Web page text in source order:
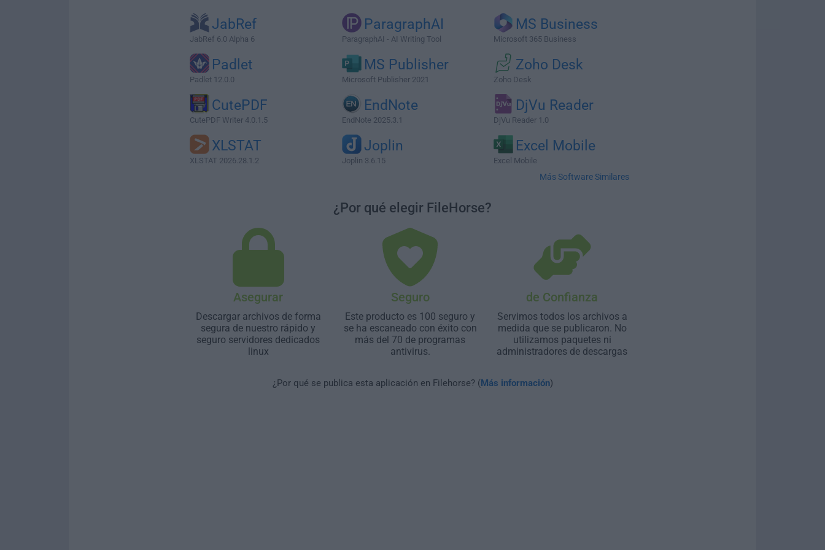
JabRef
JabRef 6.0 Alpha 6
ParagraphAI
ParagraphAI - AI Writing Tool
MS Business
Microsoft 365 Business
Padlet
Padlet 12.0.0
MS Publisher
Microsoft Publisher 2021
Zoho Desk
Zoho Desk
CutePDF
CutePDF Writer 4.0.1.5
EndNote
EndNote 2025.3.1
DjVu Reader
DjVu Reader 1.0
XLSTAT
XLSTAT 2026.28.1.2
Joplin
Joplin 3.6.15
Excel Mobile
Excel Mobile
Más Software Similares
¿Por qué elegir FileHorse?
Asegurar
Descargar archivos de forma
segura de nuestro rápido y
seguro servidores dedicados
linux
Seguro
Este producto es 100 seguro y
se ha escaneado con éxito con
más del 70 de programas
antivirus.
de Confianza
Servimos todos los archivos a
medida que se publicaron. No
utilizamos paquetes ni
administradores de descargas
¿Por qué se publica esta aplicación en Filehorse? (Más información)